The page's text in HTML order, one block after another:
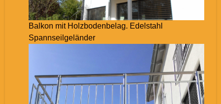
Balkon mit Holzbodenbelag. Edelstahl
Spannseilgeländer